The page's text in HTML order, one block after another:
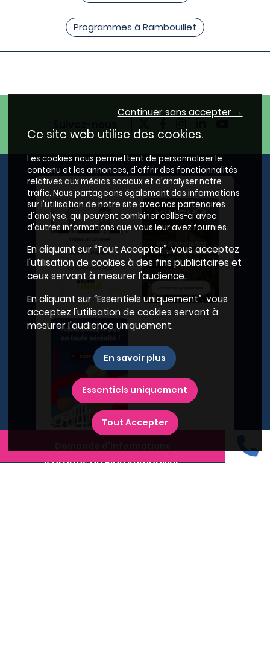
Programmes à Rambouillet
A propos du Plan Immobilier
Continuer sans accepter →
Ce site web utilise des cookies.
Les cookies nous permettent de personnaliser le
contenu et les annonces, d'offrir des fonctionnalités
relatives aux médias sociaux et d'analyser notre
trafic. Nous partageons également des informations
sur l'utilisation de notre site avec nos partenaires
d'analyse, qui peuvent combiner celles-ci avec
d'autres informations que vous leur avez fournies.
En cliquant sur “Tout Accepter”, vous acceptez
l'utilisation de cookies à des fins publicitaires et
ceux servant à mesurer l'audience.
En cliquant sur “Essentiels uniquement”, vous
acceptez l'utilisation de cookies servant à
mesurer l'audience uniquement.
En savoir plus
Essentiels uniquement
Tout Accepter